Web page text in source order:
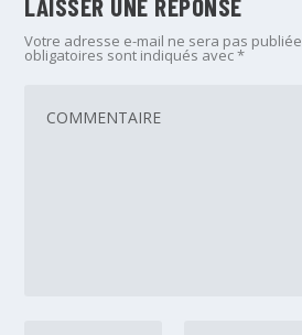
Votre adresse e-mail ne sera pas
obligatoires sont indiqués avec*